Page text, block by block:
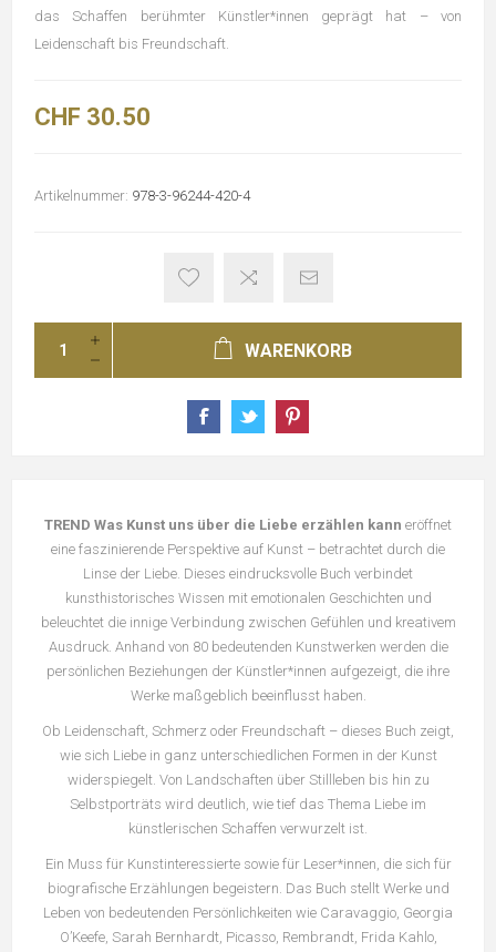
das Schaffen berühmter Künstler*innen geprägt hat – von
Leidenschaft bis Freundschaft.
CHF 30.50
Artikelnummer: 978-3-96244-420-4
WARENKORB
TREND Was Kunst uns über die Liebe erzählen kann eröffnet
eine faszinierende Perspektive auf Kunst – betrachtet durch die
Linse der Liebe. Dieses eindrucksvolle Buch verbindet
kunsthistorisches Wissen mit emotionalen Geschichten und
beleuchtet die innige Verbindung zwischen Gefühlen und kreativem
Ausdruck. Anhand von 80 bedeutenden Kunstwerken werden die
persönlichen Beziehungen der Künstler*innen aufgezeigt, die ihre
Werke maßgeblich beeinflusst haben.
Ob Leidenschaft, Schmerz oder Freundschaft – dieses Buch zeigt,
wie sich Liebe in ganz unterschiedlichen Formen in der Kunst
widerspiegelt. Von Landschaften über Stillleben bis hin zu
Selbstporträts wird deutlich, wie tief das Thema Liebe im
künstlerischen Schaffen verwurzelt ist.
Ein Muss für Kunstinteressierte sowie für Leser*innen, die sich für
biografische Erzählungen begeistern. Das Buch stellt Werke und
Leben von bedeutenden Persönlichkeiten wie Caravaggio, Georgia
O’Keefe, Sarah Bernhardt, Picasso, Rembrandt, Frida Kahlo,